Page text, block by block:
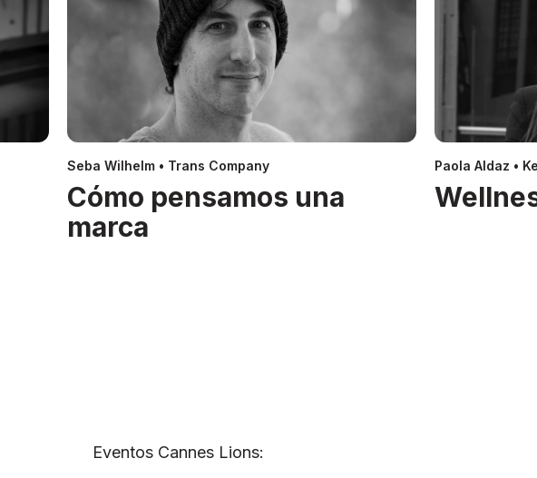
Seba Wilhelm • Trans Company
Cómo pensamos una
marca
Paola Aldaz •
Eventos Cannes Lions: